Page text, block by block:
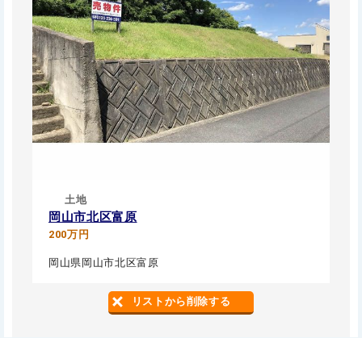
土地
岡山市北区富原
200万円
岡山県岡山市北区富原
リストから削除する